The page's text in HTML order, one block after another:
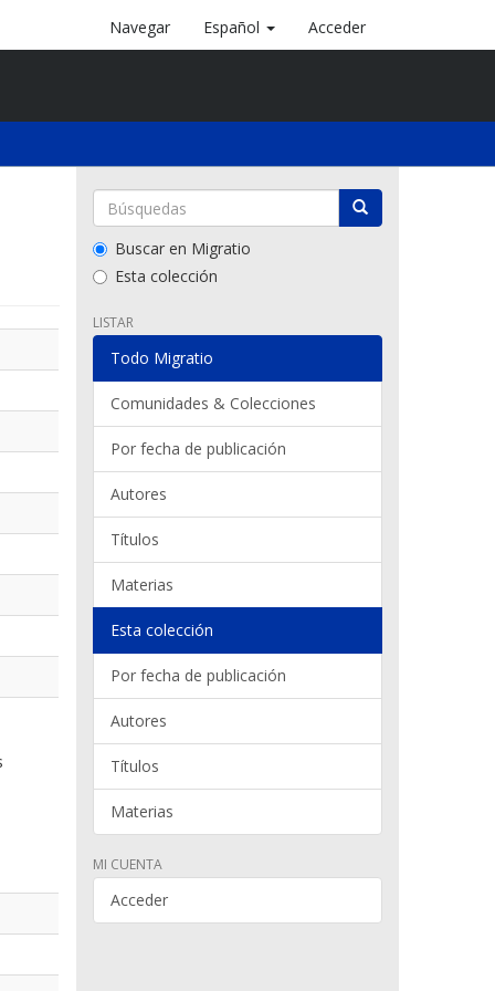
Navegar Español Acceder
Buscar en Migratio
Esta colección
LISTAR
Todo Migratio
Comunidades & Colecciones
Por fecha de publicación
Autores
Títulos
Materias
Esta colección
Por fecha de publicación
Autores
Títulos
Materias
MI CUENTA
Acceder